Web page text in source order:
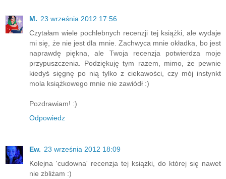
M. 23 września 2012 17:56
Czytałam wiele pochlebnych recenzji tej książki, ale wydaje
mi się, że nie jest dla mnie. Zachwyca mnie okładka, bo jest
naprawdę piękna, ale Twoja recenzja potwierdza moje
przypuszczenia. Podziękuję tym razem, mimo, że pewnie
kiedyś sięgnę po nią tylko z ciekawości, czy mój instynkt
mola książkowego mnie nie zawiódł :)
Pozdrawiam! :)
Odpowiedz
Ew. 23 września 2012 18:09
Kolejna 'cudowna' recenzja tej książki, do której się nawet
nie zbliżam :)